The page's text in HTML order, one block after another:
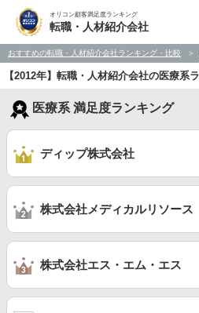
オリコン顧客満足度ランキング
転職・人材紹介会社
おすすめの転職・人材紹介会社ランキング・比較
【2012年】転職・人材紹介会社の医療系
医療系 満足度ランキング
ディップ株式会社
株式会社メディカルリソース
株式会社エス・エム・エス